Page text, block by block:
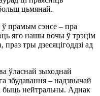
цьмянай.
ў прамым сэнсе – пра
яго нашы вочы ў трэцім
тры дзесяцігоддзі ад
ўласнай зыходнай
збудавання – надзвычай
быць нейтральны. Аднак